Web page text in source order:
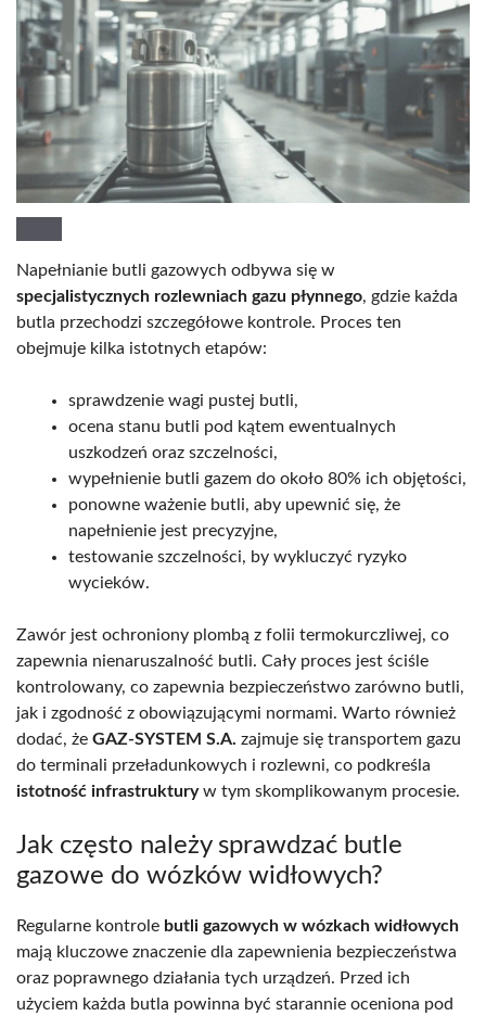
Napełnianie butli gazowych odbywa się w
specjalistycznych rozlewniach gazu płynnego, gdzie każda
butla przechodzi szczegółowe kontrole. Proces ten
obejmuje kilka istotnych etapów:
sprawdzenie wagi pustej butli,
ocena stanu butli pod kątem ewentualnych
uszkodzeń oraz szczelności,
wypełnienie butli gazem do około 80% ich objętości,
ponowne ważenie butli, aby upewnić się, że
napełnienie jest precyzyjne,
testowanie szczelności, by wykluczyć ryzyko
wycieków.
Zawór jest ochroniony plombą z folii termokurczliwej, co
zapewnia nienaruszalność butli. Cały proces jest ściśle
kontrolowany, co zapewnia bezpieczeństwo zarówno butli,
jak i zgodność z obowiązującymi normami. Warto również
dodać, że GAZ-SYSTEM S.A. zajmuje się transportem gazu
do terminali przeładunkowych i rozlewni, co podkreśla
istotność infrastrukturyw tym skomplikowanym procesie.
Jak często należy sprawdzać butle
gazowe do wózków widłowych?
Regularne kontrole butli gazowych w wózkach widłowych
mają kluczowe znaczenie dla zapewnienia bezpieczeństwa
oraz poprawnego działania tych urządzeń. Przed ich
użyciem każda butla powinna być starannie oceniona pod